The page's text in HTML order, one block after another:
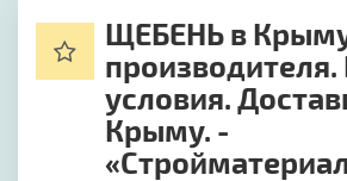
ЩЕБЕНЬ в
условия.
Крыму. -